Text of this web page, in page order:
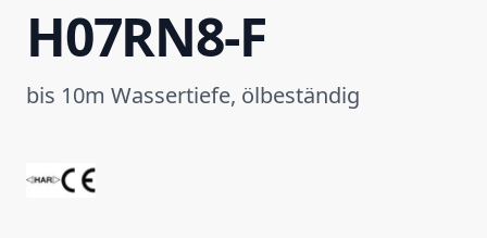
H07RN8-F
bis 10m Wassertiefe, ölbeständig